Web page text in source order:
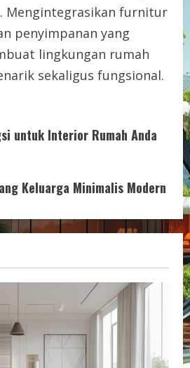
Mengintegrasikan furnitur
penyimpanan yang
lingkungan rumah
sekaligus fungsional.
untuk Interior Rumah Anda
Keluarga Minimalis Modern